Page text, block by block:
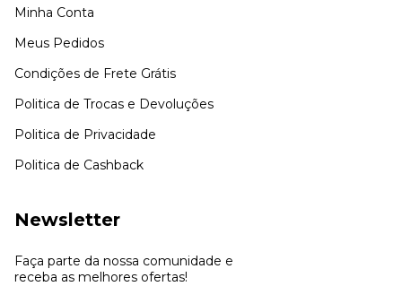
Minha Conta
Meus Pedidos
Condições de Frete Grátis
Politica de Trocas e Devoluções
Politica de Privacidade
Politica de Cashback
Newsletter
Faça parte da nossa comunidade e
receba as melhores ofertas!